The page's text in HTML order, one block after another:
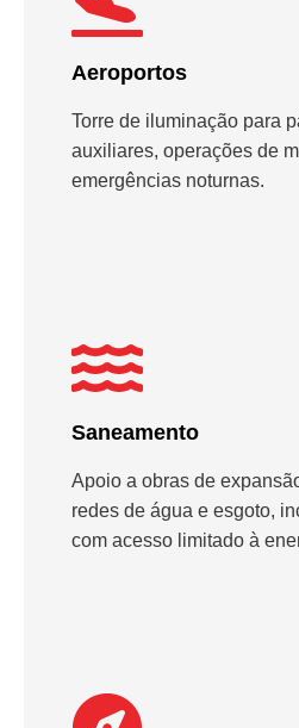
Aeroportos
Torre de iluminação para
auxiliares, operações de
emergências noturnas.
Saneamento
Apoio a obras de
redes de água e esgoto,
com acesso limitado à